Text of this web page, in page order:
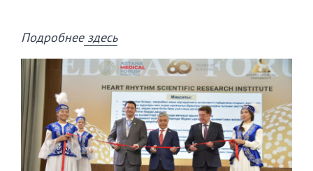
Подробнеездесь